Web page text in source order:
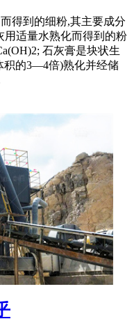
得到的细粉,其主要成分
用适量水熟化而得到的粉
石灰膏是块状生
积的3—4倍)熟化并经储